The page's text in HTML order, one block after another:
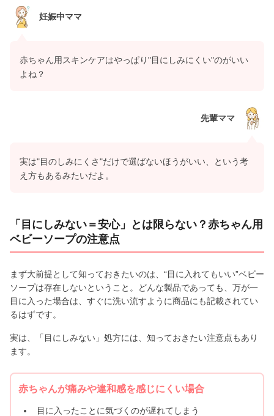
妊娠中ママ
赤ちゃん用スキンケアはやっぱり"目にしみにくい"のがいい
よね？
先輩ママ
実は"目のしみにくさ"だけで選ばないほうがいい、という考
え方もあるみたいだよ。
「目にしみない＝安心」とは限らない？赤ちゃん用
ベビーソープの注意点
まず大前提として知っておきたいのは、“目に入れてもいい”ベビー
ソープは存在しないということ。どんな製品であっても、万が一
目に入った場合は、すぐに洗い流すように商品にも記載されてい
るはずです。
実は、「目にしみない」処方には、知っておきたい注意点もあり
ます。
赤ちゃんが痛みや違和感を感じにくい場合
目に入ったことに気づくのが遅れてしまう